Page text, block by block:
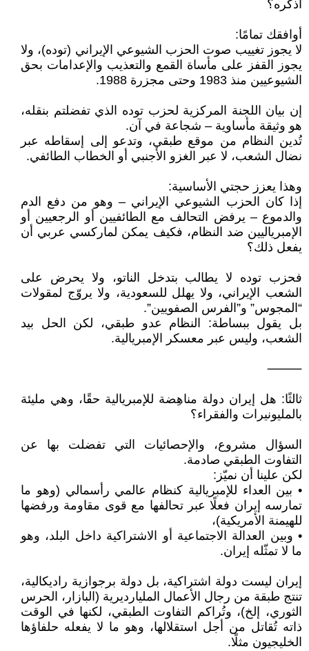
أذكره؟
أوافقك تمامًا:
لا يجوز تغييب صوت الحزب الشيوعي الإيراني (توده)، ولا
يجوز القفز على مأساة القمع والتعذيب والإعدامات بحق
الشيوعيين منذ 1983 وحتى مجزرة 1988.
إن بيان اللجنة المركزية لحزب توده الذي تفضلتم بنقله،
هو وثيقة مأساوية – شجاعة في آن.
تُدين النظام من موقع طبقي، وتدعو إلى إسقاطه عبر
نضال الشعب، لا عبر الغزو الأجنبي أو الخطاب الطائفي.
وهذا يعزز حجتي الأساسية:
إذا كان الحزب الشيوعي الإيراني – وهو من دفع الدم
والدموع – يرفض التحالف مع الطائفيين أو الرجعيين أو
الإمبرياليين ضد النظام، فكيف يمكن لماركسي عربي أن
يفعل ذلك؟
فحزب توده لا يطالب بتدخل الناتو، ولا يحرض على
الشعب الإيراني، ولا يهلل للسعودية، ولا يروّج لمقولات
“المجوس” و”الفرس الصفويين”.
بل يقول ببساطة: النظام عدو طبقي، لكن الحل بيد
الشعب، وليس عبر معسكر الإمبريالية.
⸻
ثالثًا: هل إيران دولة مناهِضة للإمبريالية حقًا، وهي مليئة
بالمليونيرات والفقراء؟
السؤال مشروع، والإحصائيات التي تفضلت بها عن
التفاوت الطبقي صادمة.
لكن علينا أن نميّز:
• بين العداء للإمبريالية كنظام عالمي رأسمالي (وهو ما
تمارسه إيران فعلًا عبر تحالفها مع قوى مقاومة ورفضها
للهيمنة الأمريكية)،
• وبين العدالة الاجتماعية أو الاشتراكية داخل البلد، وهو
ما لا تمثّله إيران.
إيران ليست دولة اشتراكية، بل دولة برجوازية راديكالية،
تنتج طبقة من رجال الأعمال المليارديرية (البازار، الحرس
الثوري، إلخ)، وتُراكم التفاوت الطبقي، لكنها في الوقت
ذاته تُقاتل من أجل استقلالها، وهو ما لا يفعله حلفاؤها
الخليجيون مثلًا.